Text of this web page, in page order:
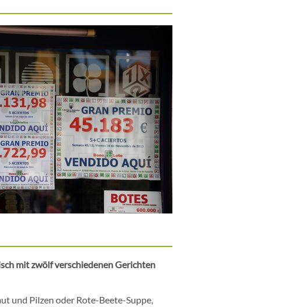
mit zwölf verschiedenen Gerichten
und Pilzen oder Rote-Beete-Suppe,